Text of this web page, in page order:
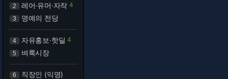
2 레어·유머·자작 4
3 명예의 전당
4 자유홍보·핫딜 4
5 벼룩시장
6 직장인 (익명)